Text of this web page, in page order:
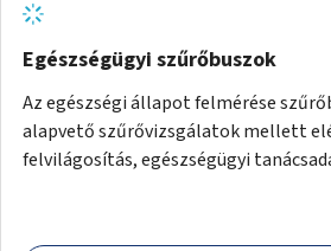
Egészségügyi szűrőbuszok
Az egészségi állapot felmérése
alapvető szűrővizsgálatok mellett
felvilágosítás, egészségügyi